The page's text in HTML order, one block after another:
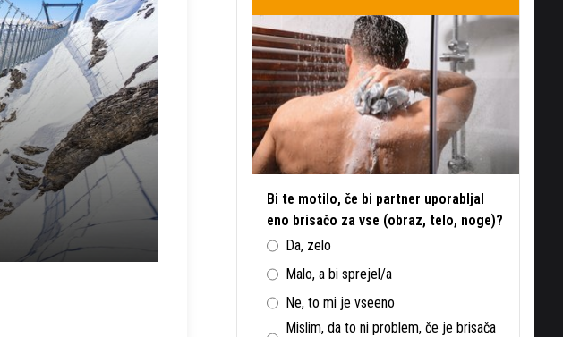
Bi te motilo, če bi partner uporabljal
eno brisačo za vse (obraz, telo, noge)?
Da, zelo
Malo, a bi sprejel/a
Ne, to mi je vseeno
Mislim, da to ni problem, če je brisača